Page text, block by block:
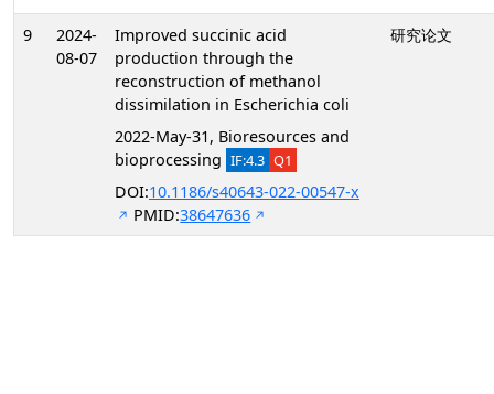
9
2024-
08-07
Improved succinic acid
production through the
reconstruction of methanol
dissimilation in Escherichia coli
2022-May-31, Bioresources and
bioprocessing IF:4.3 Q1
DOI:10.1186/s40643-022-00547-x
PMID:38647636
研究论文